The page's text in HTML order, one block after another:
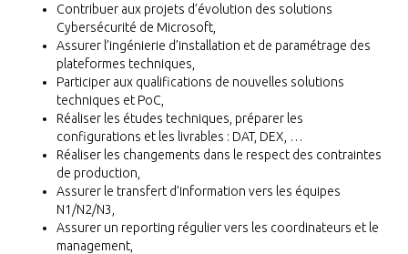
Contribuer aux projets d’évolution des solutions
Cybersécurité de Microsoft,
Assurer l’ingénierie d’installation et de paramétrage des
plateformes techniques,
Participer aux qualifications de nouvelles solutions
techniques et PoC,
Réaliser les études techniques, préparer les
configurations et les livrables : DAT, DEX, …
Réaliser les changements dans le respect des contraintes
de production,
Assurer le transfert d’information vers les équipes
N1/N2/N3,
Assurer un reporting régulier vers les coordinateurs et le
management,